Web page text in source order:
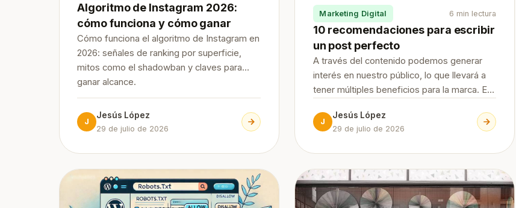
Algoritmo de Instagram 2026:
cómo funciona y cómo ganar
Cómo funciona el algoritmo de Instagram en
2026: señales de ranking por superficie,
mitos como el shadowban y claves para
ganar alcance.
J
Jesús López
29 de julio de 2026
Marketing Digital 6 min lectura
10 recomendaciones para escribir
un post perfecto
A través del contenido podemos generar
interés en nuestro público, lo que llevará a
tener múltiples beneficios para la marca. En
recomendaciones para escribir un post
perfecto que te ayudarán a lograr tus
J
Jesús López
29 de julio de 2026